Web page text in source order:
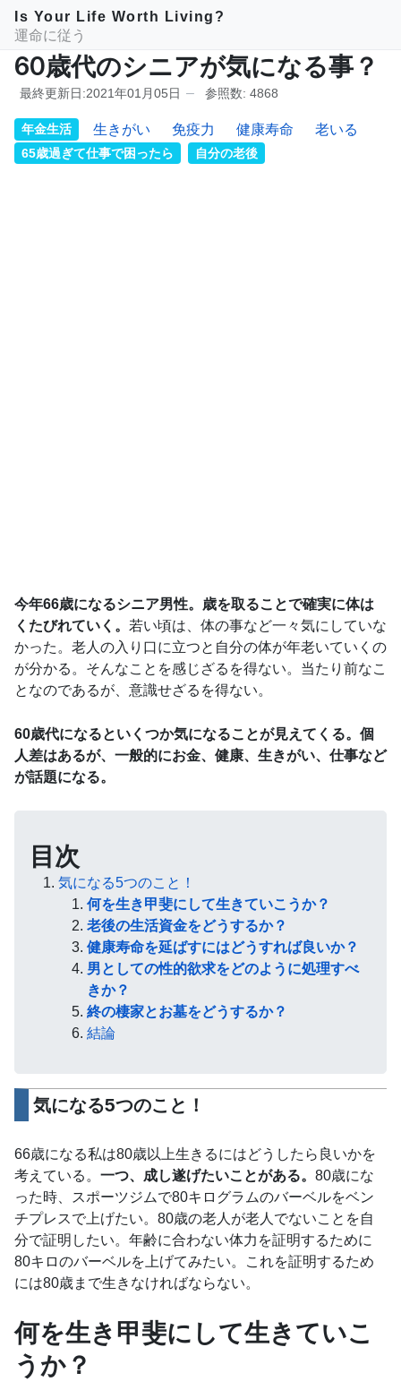
Is Your Life Worth Living?
運命に従う
60歳代のシニアが気になる事？
最終更新日:2021年01月05日 参照数: 4868
年金生活 生きがい 免疫力 健康寿命 老いる
65歳過ぎて仕事で困ったら 自分の老後
今年66歳になるシニア男性。歳を取ることで確実に体は
くたびれていく。 若い頃は、体の事など一々気にしていな
かった。老人の入り口に立つと自分の体が年老いていくの
が分かる。そんなことを感じざるを得ない。当たり前なこ
となのであるが、意識せざるを得ない。
60歳代になるといくつか気になることが見えてくる。個
人差はあるが、一般的にお金、健康、生きがい、仕事など
が話題になる。
目次
気になる5つのこと！
何を生き甲斐にして生きていこうか？
老後の生活資金をどうするか？
健康寿命を延ばすにはどうすれば良いか？
男としての性的欲求をどのように処理すべ
きか？
終の棲家とお墓をどうするか？
結論
気になる5つのこと！
66歳になる私は80歳以上生きるにはどうしたら良いかを
考えている。 一つ、成し遂げたいことがある。 80歳にな
った時、スポーツジムで80キログラムのバーベルをベン
チプレスで上げたい。80歳の老人が老人でないことを自
分で証明したい。年齢に合わない体力を証明するために
80キロのバーベルを上げてみたい。これを証明するため
には80歳まで生きなければならない。
何を生き甲斐にして生きていこ
うか？